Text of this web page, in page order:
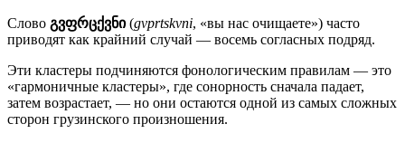
Слово გვფრცქვნი(gvprtskvni, «вы нас очищаете») часто
приводят как крайний случай — восемь согласных подряд.
Эти кластеры подчиняются фонологическим правилам — это
«гармоничные кластеры», где сонорность сначала падает,
затем возрастает, — но они остаются одной из самых сложных
сторон грузинского произношения.